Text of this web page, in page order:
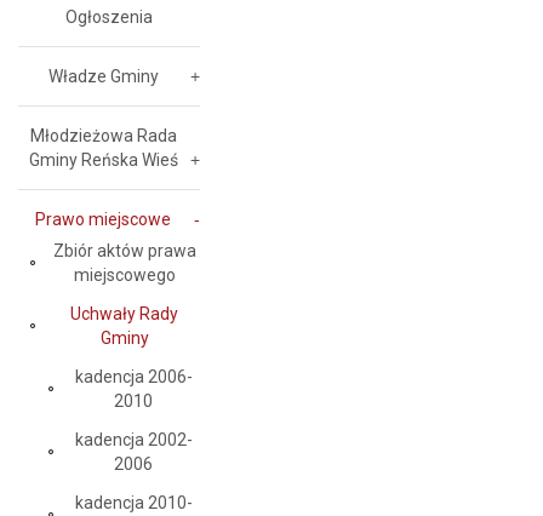
Ogłoszenia
Władze Gminy
Młodzieżowa Rada
Gminy Reńska Wieś
Prawo miejscowe
Zbiór aktów prawa
miejscowego
Uchwały Rady
Gminy
kadencja 2006-
2010
kadencja 2002-
2006
kadencja 2010-